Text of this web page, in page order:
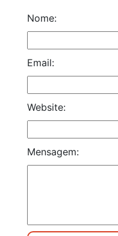
Nome:
Email:
Website:
Mensagem: